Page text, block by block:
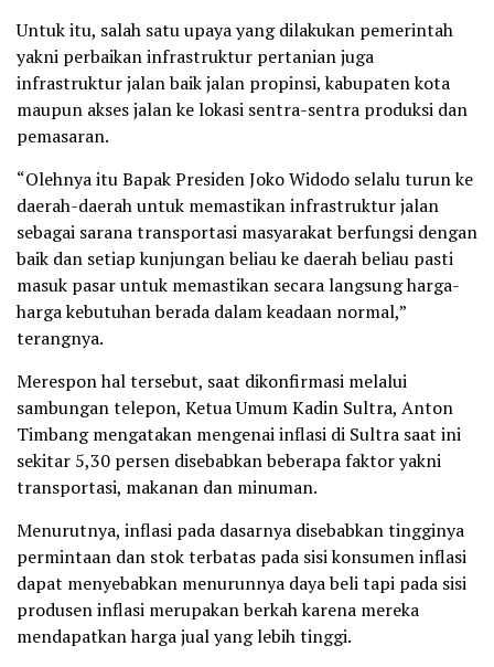
Untuk itu, salah satu upaya yang dilakukan pemerintah
yakni perbaikan infrastruktur pertanian juga
infrastruktur jalan baik jalan propinsi, kabupaten kota
maupun akses jalan ke lokasi sentra-sentra produksi dan
pemasaran.
“Olehnya itu Bapak Presiden Joko Widodo selalu turun ke
daerah-daerah untuk memastikan infrastruktur jalan
sebagai sarana transportasi masyarakat berfungsi dengan
baik dan setiap kunjungan beliau ke daerah beliau pasti
masuk pasar untuk memastikan secara langsung harga-
harga kebutuhan berada dalam keadaan normal,”
terangnya.
Merespon hal tersebut, saat dikonfirmasi melalui
sambungan telepon, Ketua Umum Kadin Sultra, Anton
Timbang mengatakan mengenai inflasi di Sultra saat ini
sekitar 5,30 persen disebabkan beberapa faktor yakni
transportasi, makanan dan minuman.
Menurutnya, inflasi pada dasarnya disebabkan tingginya
permintaan dan stok terbatas pada sisi konsumen inflasi
dapat menyebabkan menurunnya daya beli tapi pada sisi
produsen inflasi merupakan berkah karena mereka
mendapatkan harga jual yang lebih tinggi.